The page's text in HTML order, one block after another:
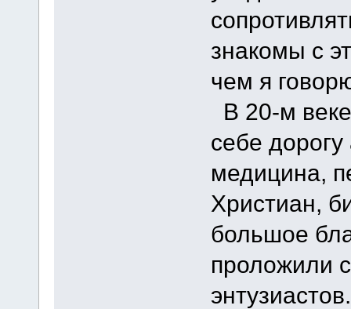
знакомы с
чем я
В 20-м
себе
медицина,
Христиан,
большое
проложили